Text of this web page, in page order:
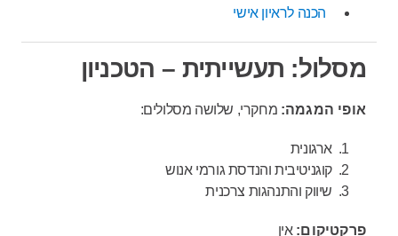
הכנה לראיון אישי
מסלול: תעשייתית – הטכניון
אופי המגמה: מחקרי, שלושה מסלולים:
ארגונית
קוגניטיבית והנדסת גורמי אנוש
שיווק והתנהגות צרכנית
פרקטיקום: אין